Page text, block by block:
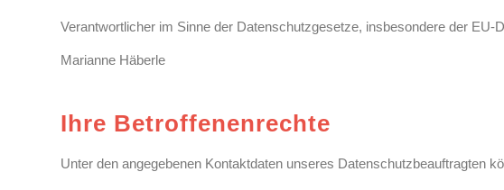
Verantwortlicher im Sinne der Datenschutzgesetze, insbesondere der
Marianne Häberle
Ihre Betroffenenrechte
Unter den angegebenen Kontaktdaten unseres Datenschutzbeauftragten